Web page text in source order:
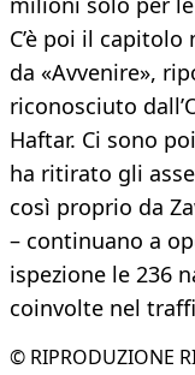
C’è poi il
da «Avvenire»,
riconosciuto
Haftar. Ci sono
ha ritirato gli
così proprio da
– continuano a
ispezione le 236
coinvolte nel
© RIPRODUZIONE